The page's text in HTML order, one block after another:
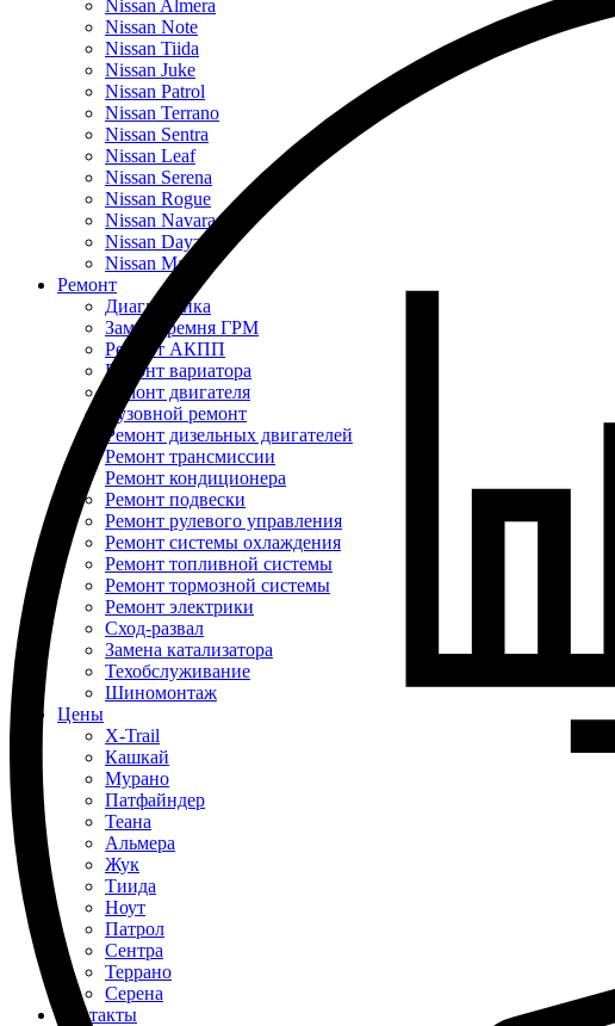
Nissan Almera
Nissan Note
Nissan Tiida
Nissan Juke
Nissan Patrol
Nissan Terrano
Nissan Sentra
Nissan Leaf
Nissan Serena
Nissan Rogue
Nissan Navara
Nissan Dayz
Nissan March
Ремонт
Диагностика
Замена ремня ГРМ
Ремонт АКПП
Ремонт вариатора
Ремонт двигателя
Кузовной ремонт
Ремонт дизельных двигателей
Ремонт трансмиссии
Ремонт кондиционера
Ремонт подвески
Ремонт рулевого управления
Ремонт системы охлаждения
Ремонт топливной системы
Ремонт тормозной системы
Ремонт электрики
Сход-развал
Замена катализатора
Техобслуживание
Шиномонтаж
Цены
X-Trail
Кашкай
Мурано
Патфайндер
Теана
Альмера
Жук
Тиида
Ноут
Патрол
Сентра
Террано
Серена
Контакты